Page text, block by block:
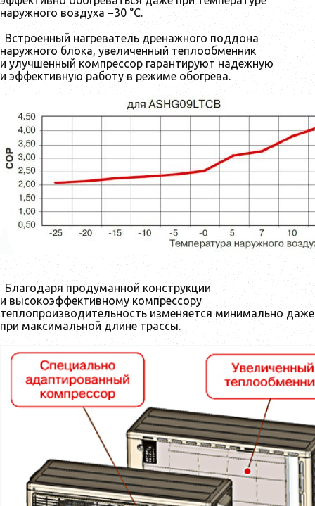
наружного воздуха −30 °С.
Встроенный нагреватель дренажного поддона
наружного блока, увеличенный теплообменник
и улучшенный компрессор гарантируют надежную
и эффективную работу в режиме обогрева.
Благодаря продуманной конструкции
и высокоэффективному компрессору
теплопроизводительность изменяется минимально даже
при максимальной длине трассы.